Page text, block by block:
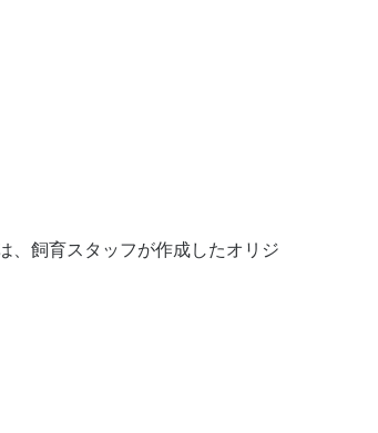
、飼育スタッフが作成したオリジ